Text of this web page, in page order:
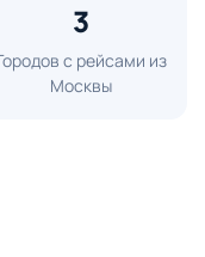
3
с рейсами из
Москвы